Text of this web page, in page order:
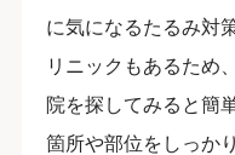
に気になるたるみ対
リニックもあるため
院を探してみると簡
箇所や部位をしっか